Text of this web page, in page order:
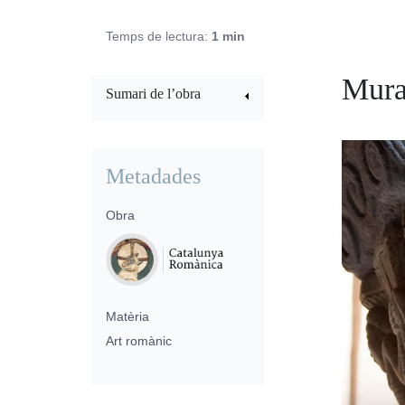
Temps de lectura: 1 min
Sumari de l’obra
Metadades
Obra
Matèria
Art romànic